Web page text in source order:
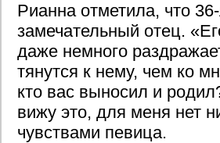
Рианна отметила, что
замечательный отец.
даже немного
тянутся к нему, чем ко
кто вас выносил и
вижу это, для меня нет
чувствами певица.